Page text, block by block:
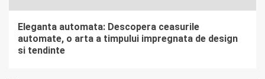
Eleganta automata: Descopera ceasurile
automate, o arta a timpului impregnata de design
si tendinte